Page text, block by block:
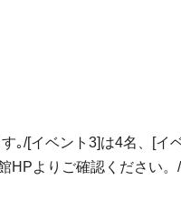
｡/[イベント3]は4名、[イ
HPよりご確認ください